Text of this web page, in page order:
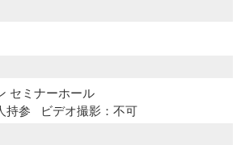
セミナーホール
持参
ビデオ撮影：不可